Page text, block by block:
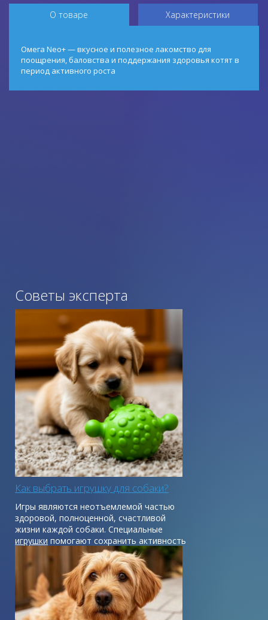
О товаре Характеристики
Омега Neo+ — вкусное и полезное лакомство для
поощрения, баловства и поддержания здоровья котят в
период активного роста
Советы эксперта
Как выбрать игрушку для собаки?
Игры являются неотъемлемой частью
здоровой, полноценной, счастливой
жизни каждой собаки. Специальные
игрушки помогают сохранить активность
и жизнерадостность питомца.